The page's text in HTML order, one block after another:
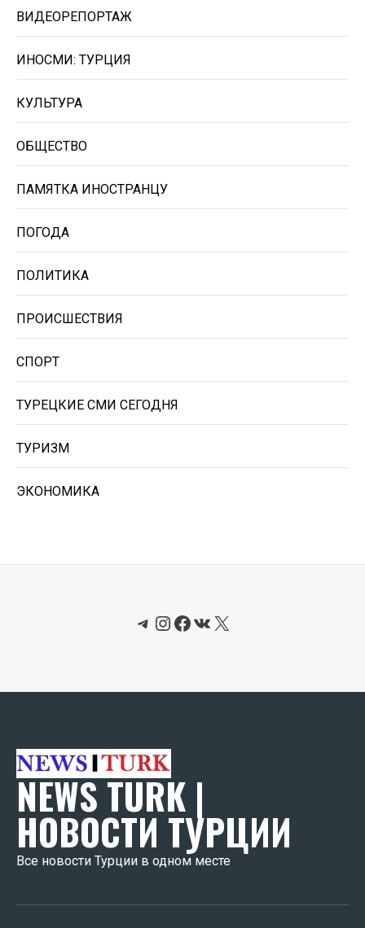
ВИДЕОРЕПОРТАЖ
ИНОСМИ: ТУРЦИЯ
КУЛЬТУРА
ОБЩЕСТВО
ПАМЯТКА ИНОСТРАНЦУ
ПОГОДА
ПОЛИТИКА
ПРОИСШЕСТВИЯ
СПОРТ
ТУРЕЦКИЕ СМИ СЕГОДНЯ
ТУРИЗМ
ЭКОНОМИКА
Telegram
Instagram
Facebook
ВКонтакте
X
NEWS TURK |
НОВОСТИ ТУРЦИИ
Все новости Турции в одном месте